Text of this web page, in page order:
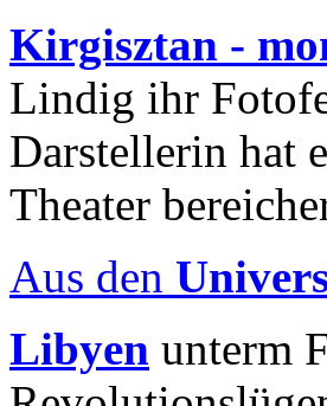
Kirgisztan -
Lindig ihr
Darstellerin hat
Theater
Aus den
Libyen unterm